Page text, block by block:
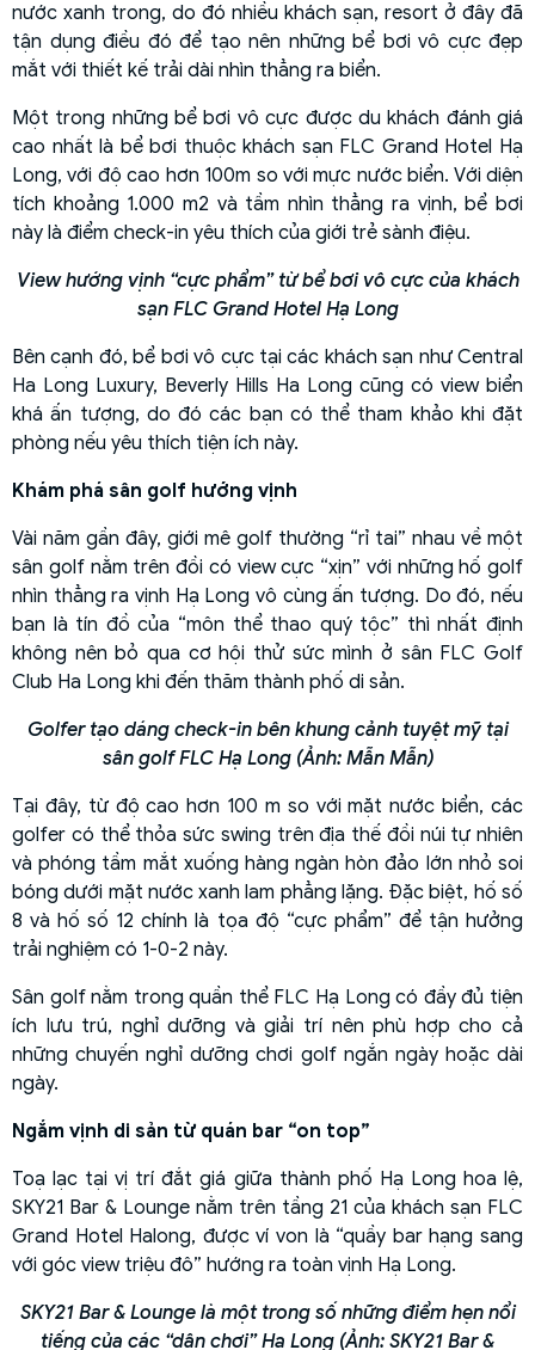
nước xanh trong, do đó nhiều khách sạn, resort ở đây đã
tận dụng điều đó để tạo nên những bể bơi vô cực đẹp
mắt với thiết kế trải dài nhìn thẳng ra biển.
Một trong những bể bơi vô cực được du khách đánh giá
cao nhất là bể bơi thuộc khách sạn FLC Grand Hotel Hạ
Long, với độ cao hơn 100m so với mực nước biển. Với diện
tích khoảng 1.000 m2 và tầm nhìn thẳng ra vịnh, bể bơi
này là điểm check-in yêu thích của giới trẻ sành điệu.
View hướng vịnh “cực phẩm” từ bể bơi vô cực của khách
sạn FLC Grand Hotel Hạ Long
Bên cạnh đó, bể bơi vô cực tại các khách sạn như Central
Ha Long Luxury, Beverly Hills Ha Long cũng có view biển
khá ấn tượng, do đó các bạn có thể tham khảo khi đặt
phòng nếu yêu thích tiện ích này.
Khám phá sân golf hướng vịnh
Vài năm gần đây, giới mê golf thường “rỉ tai” nhau về một
sân golf nằm trên đồi có view cực “xịn” với những hố golf
nhìn thẳng ra vịnh Hạ Long vô cùng ấn tượng. Do đó, nếu
bạn là tín đồ của “môn thể thao quý tộc” thì nhất định
không nên bỏ qua cơ hội thử sức mình ở sân FLC Golf
Club Ha Long khi đến thăm thành phố di sản.
Golfer tạo dáng check-in bên khung cảnh tuyệt mỹ tại
sân golf FLC Hạ Long (Ảnh: Mẫn Mẫn)
Tại đây, từ độ cao hơn 100 m so với mặt nước biển, các
golfer có thể thỏa sức swing trên địa thế đồi núi tự nhiên
và phóng tầm mắt xuống hàng ngàn hòn đảo lớn nhỏ soi
bóng dưới mặt nước xanh lam phẳng lặng. Đặc biệt, hố số
8 và hố số 12 chính là tọa độ “cực phẩm” để tận hưởng
trải nghiệm có 1-0-2 này.
Sân golf nằm trong quần thể FLC Hạ Long có đầy đủ tiện
ích lưu trú, nghỉ dưỡng và giải trí nên phù hợp cho cả
những chuyến nghỉ dưỡng chơi golf ngắn ngày hoặc dài
ngày.
Ngắm vịnh di sản từ quán bar “on top”
Toạ lạc tại vị trí đắt giá giữa thành phố Hạ Long hoa lệ,
SKY21 Bar & Lounge nằm trên tầng 21 của khách sạn FLC
Grand Hotel Halong, được ví von là “quầy bar hạng sang
với góc view triệu đô” hướng ra toàn vịnh Hạ Long.
SKY21 Bar & Lounge là một trong số những điểm hẹn nổi
tiếng của các “dân chơi” Hạ Long (Ảnh: SKY21 Bar &